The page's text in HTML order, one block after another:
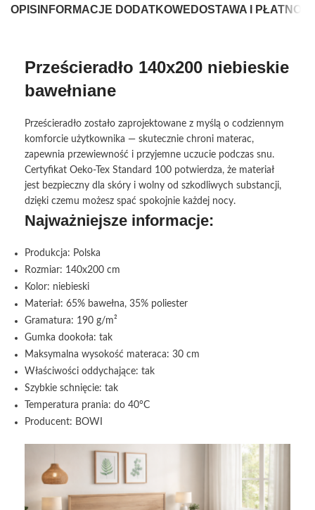
OPIS INFORMACJE DODATKOWE DOSTAWA I
Prześcieradło 140x200 niebieskie
bawełniane
Prześcieradło zostało zaprojektowane z myślą o codziennym
komforcie użytkownika — skutecznie chroni materac,
zapewnia przewiewność i przyjemne uczucie podczas snu.
Certyfikat Oeko-Tex Standard 100 potwierdza, że materiał
jest bezpieczny dla skóry i wolny od szkodliwych substancji,
dzięki czemu możesz spać spokojnie każdej nocy.
Najważniejsze informacje:
Produkcja: Polska
Rozmiar: 140x200 cm
Kolor: niebieski
Materiał: 65% bawełna, 35% poliester
Gramatura: 190 g/m²
Gumka dookoła: tak
Maksymalna wysokość materaca: 30 cm
Właściwości oddychające: tak
Szybkie schnięcie: tak
Temperatura prania: do 40°C
Producent: BOWI